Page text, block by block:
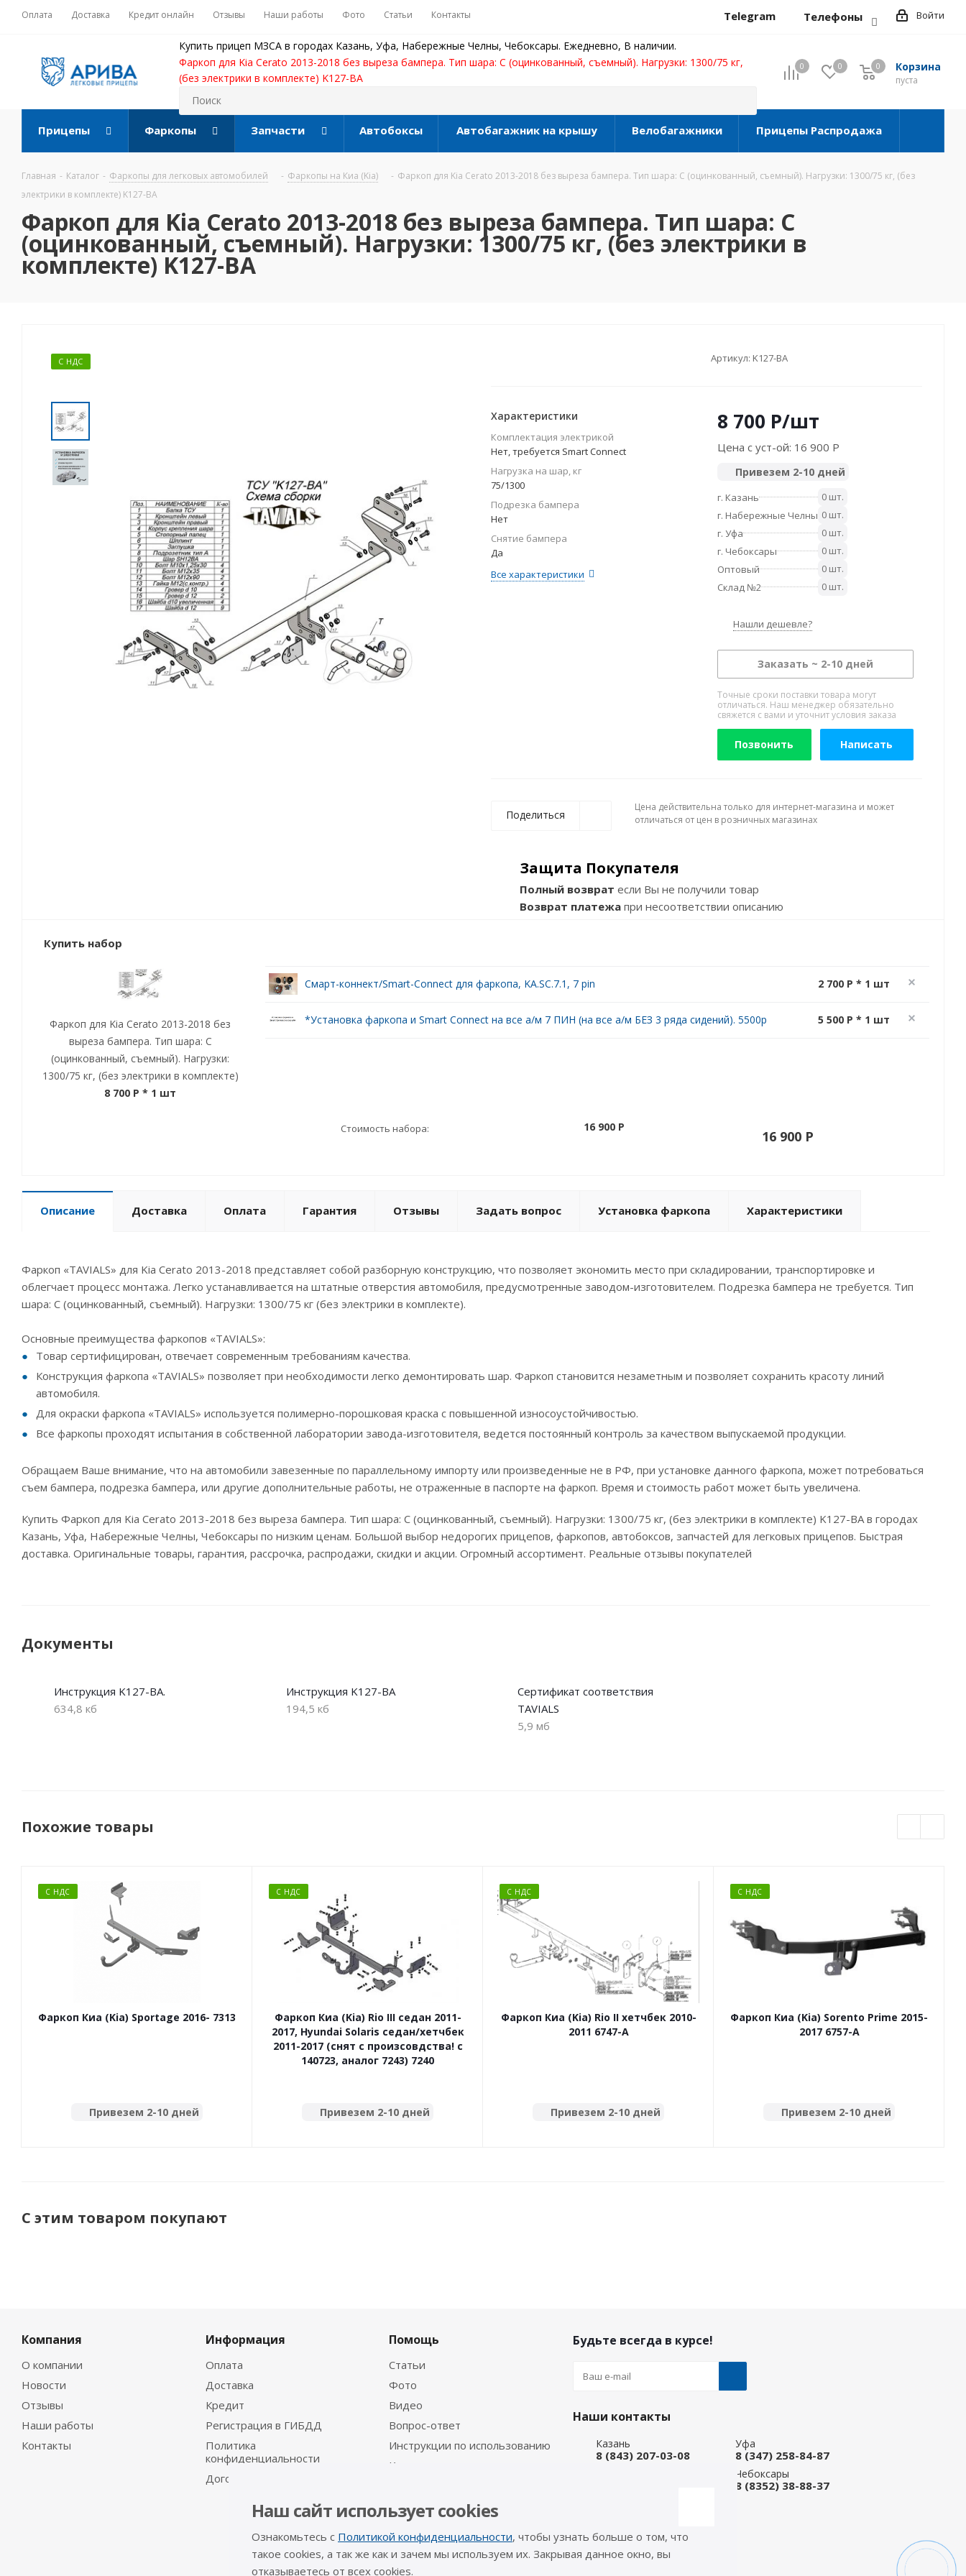
Оплата Доставка Кредит онлайн Отзывы Наши работы Фото Статьи Контакты Войти
Telegram Телефоны
Купить прицеп МЗСА в городах Казань, Уфа, Набережные Челны, Чебоксары. Ежедневно, В наличии.
Фаркоп для Kia Cerato 2013-2018 без выреза бампера. Тип шара: C (оцинкованный, съемный). Нагрузки: 1300/75 кг,
(без электрики в комплекте) K127-BA
0 0 Корзина
0
пуста
0
Прицепы Фаркопы Запчасти Автобоксы Автобагажник на крышу Велобагажники Прицепы Распродажа
Главная - Каталог - Фаркопы для легковых автомобилей - Фаркопы на Киа (Kia) - Фаркоп для Kia Cerato 2013-2018 без выреза бампера. Тип шара: C (оцинкованный, съемный). Нагрузки: 1300/75 кг, (без
электрики в комплекте) K127-BA
Фаркоп для Kia Cerato 2013-2018 без выреза бампера. Тип шара: C
(оцинкованный, съемный). Нагрузки: 1300/75 кг, (без электрики в
комплекте) K127-BA
С НДС Артикул: K127-BA
Характеристики
Комплектация электрикой
Нет, требуется Smart Connect
Нагрузка на шар, кг
75/1300
Подрезка бампера
Нет
Снятие бампера
Да
Все характеристики
8 700 P/шт
Цена с уст-ой: 16 900 P
Привезем 2-10 дней
г. Казань
0 шт.
г. Набережные Челны 0 шт.
г. Уфа
0 шт.
г. Чебоксары
0 шт.
Оптовый
0 шт.
Склад №2
0 шт.
Нашли дешевле?
Заказать ~ 2-10 дней
Точные сроки поставки товара могут
отличаться. Наш менеджер обязательно
свяжется с вами и уточнит условия заказа
Позвонить Написать
Поделиться
Цена действительна только для интернет-магазина и может
отличаться от цен в розничных магазинах
Защита Покупателя
Полный возврат если Вы не получили товар
Возврат платежа при несоответствии описанию
Купить набор
Фаркоп для Kia Cerato 2013-2018 без
выреза бампера. Тип шара: C
(оцинкованный, съемный). Нагрузки:
1300/75 кг, (без электрики в комплекте)
8 700 P * 1 шт
Смарт-коннект/Smart-Connect для фаркопа, KA.SC.7.1, 7 pin 2 700 P * 1 шт
*Установка фаркопа и Smart Connect на все а/м 7 ПИН (на все а/м БЕЗ 3 ряда сидений). 5500р 5 500 P * 1 шт
Стоимость набора: 16 900 P
16 900 P
Описание Доставка Оплата Гарантия Отзывы Задать вопрос Установка фаркопа Характеристики
Фаркоп «TAVIALS» для Kia Cerato 2013-2018 представляет собой разборную конструкцию, что позволяет экономить место при складировании, транспортировке и
облегчает процесс монтажа. Легко устанавливается на штатные отверстия автомобиля, предусмотренные заводом-изготовителем. Подрезка бампера не требуется. Тип
шара: C (оцинкованный, съемный). Нагрузки: 1300/75 кг (без электрики в комплекте).
Основные преимущества фаркопов «TAVIALS»:
Товар сертифицирован, отвечает современным требованиям качества.
Конструкция фаркопа «TAVIALS» позволяет при необходимости легко демонтировать шар. Фаркоп становится незаметным и позволяет сохранить красоту линий
автомобиля.
Для окраски фаркопа «TAVIALS» используется полимерно-порошковая краска с повышенной износоустойчивостью.
Все фаркопы проходят испытания в собственной лаборатории завода-изготовителя, ведется постоянный контроль за качеством выпускаемой продукции.
Обращаем Ваше внимание, что на автомобили завезенные по параллельному импорту или произведенные не в РФ, при установке данного фаркопа, может потребоваться
съем бампера, подрезка бампера, или другие дополнительные работы, не отраженные в паспорте на фаркоп. Время и стоимость работ может быть увеличена.
Купить Фаркоп для Kia Cerato 2013-2018 без выреза бампера. Тип шара: C (оцинкованный, съемный). Нагрузки: 1300/75 кг, (без электрики в комплекте) K127-BA в городах
Казань, Уфа, Набережные Челны, Чебоксары по низким ценам. Большой выбор недорогих прицепов, фаркопов, автобоксов, запчастей для легковых прицепов. Быстрая
доставка. Оригинальные товары, гарантия, рассрочка, распродажи, скидки и акции. Огромный ассортимент. Реальные отзывы покупателей
Документы
Инструкция K127-BA.
634,8 кб
Инструкция K127-BA
194,5 кб
Сертификат соответствия
TAVIALS
5,9 мб
Похожие товары
С НДС
Фаркоп Киа (Kia) Sportage 2016- 7313
Привезем 2-10 дней
С НДС
Фаркоп Киа (Kia) Rio III седан 2011-
2017, Hyundai Solaris седан/хетчбек
2011-2017 (снят с произсовдства! с
140723, аналог 7243) 7240
Привезем 2-10 дней
С НДС
Фаркоп Киа (Kia) Rio II хетчбек 2010-
2011 6747-A
Привезем 2-10 дней
С НДС
Фаркоп Киа (Kia) Sorento Prime 2015-
2017 6757-A
Привезем 2-10 дней
С этим товаром покупают
Компания
О компании
Новости
Отзывы
Наши работы
Контакты
Информация
Оплата
Доставка
Кредит
Регистрация в ГИБДД
Политика
конфиденциальности
Договор-оферта
Помощь
Статьи
Фото
Видео
Вопрос-ответ
Инструкции по использованию
Каталог производителя
Будьте всегда в курсе!
Наши контакты
Казань
8 (843) 207-03-08
Уфа
8 (347) 258-84-87
Чебоксары
8 (8352) 38-88-37
info@a-pricep.ru
Наш сайт использует cookies
Ознакомьтесь с Политикой конфиденциальности, чтобы узнать больше о том, что
такое cookies, а так же как и зачем мы используем их. Закрывая данное окно, вы
отказываетесь от всех cookies.